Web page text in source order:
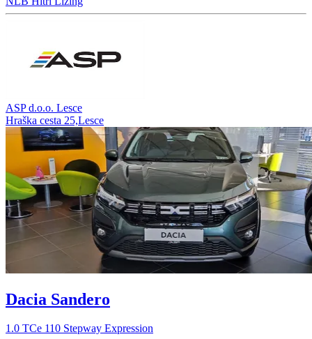
ASP d.o.o. Lesce
Hraška cesta 25,Lesce
Dacia Sandero
1.0 TCe 110 Stepway Expression